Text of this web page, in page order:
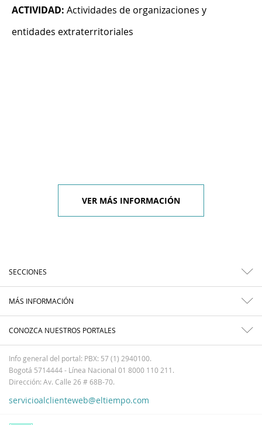
ACTIVIDAD: Actividades de organizaciones y
entidades extraterritoriales
VER MÁS INFORMACIÓN
SECCIONES
MÁS INFORMACIÓN
CONOZCA NUESTROS PORTALES
Info general del portal: PBX: 57 (1) 2940100.
Bogotá 5714444 - Línea Nacional 01 8000 110 211.
Dirección: Av. Calle 26 # 68B-70.
servicioalclienteweb@eltiempo.com